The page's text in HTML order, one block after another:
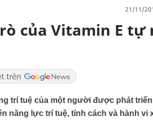
21/11/
của Vitamin E tự
trí tuệ của một người được phát
năng lực trí tuệ, tính cách và hành vi